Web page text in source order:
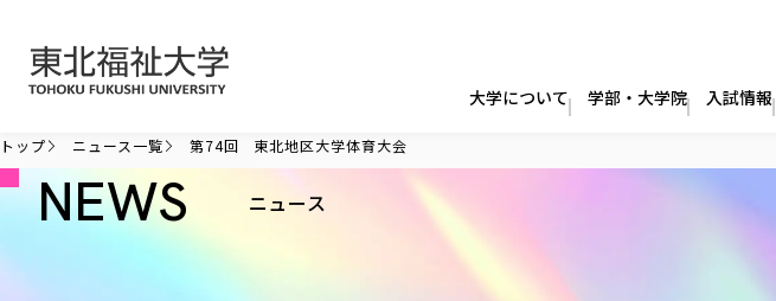
大学について 学部・大学院 入試情報
トップ ニュース一覧 第74回 東北地区大学体育大会
NEWS ニュース